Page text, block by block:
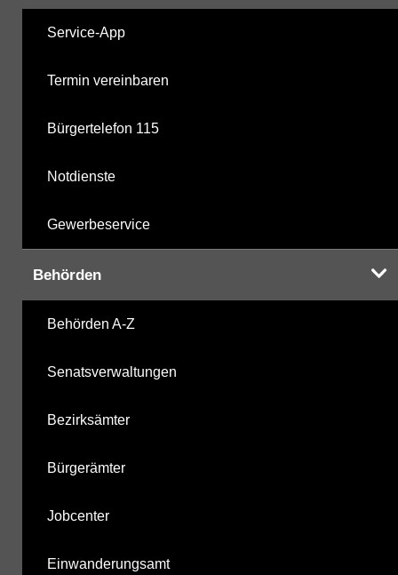
Service-App
Termin vereinbaren
Bürgertelefon 115
Notdienste
Gewerbeservice
Behörden
Behörden A-Z
Senatsverwaltungen
Bezirksämter
Bürgerämter
Jobcenter
Einwanderungsamt